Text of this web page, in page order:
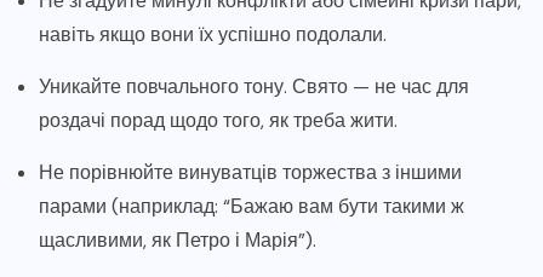
навіть якщо вони їх успішно подолали.
Уникайте повчального тону. Свято — не час для
роздачі порад щодо того, як треба жити.
Не порівнюйте винуватців торжества з іншими
парами (наприклад: “Бажаю вам бути такими ж
щасливими, як Петро і Марія”).